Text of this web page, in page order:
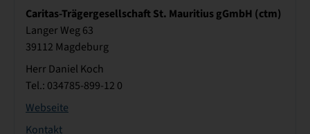
Caritas-Trägergesellschaft St. Mauritius gGmbH (ctm)
Langer Weg 63
39112 Magdeburg
Herr Daniel Koch
Tel.: 034785-899-12 0
Webseite
Kontakt